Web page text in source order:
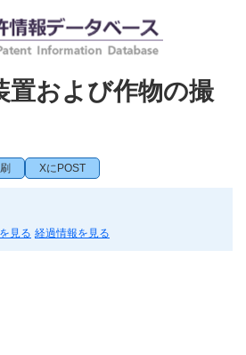
置および作物の撮
XにPOST
見る 経過情報を見る